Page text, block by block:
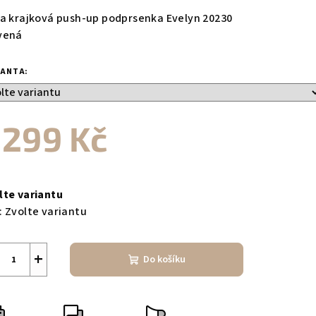
krajková push-up podprsenka Evelyn 20230
Kč
variantu
Zvolte variantu
+ Do košíku